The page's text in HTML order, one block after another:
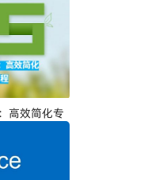
高效简化专